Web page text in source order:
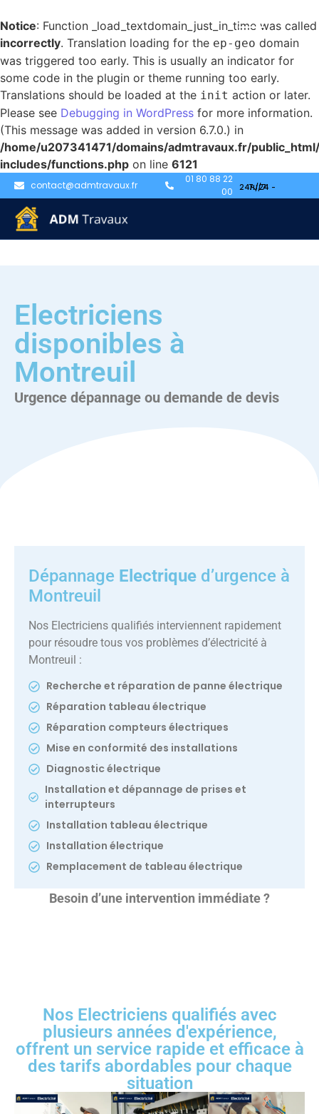
Notice: Function _load_textdomain_just_in_time was called
incorrectly. Translation loading for the ep-geo domain
was triggered too early. This is usually an indicator for
some code in the plugin or theme running too early.
Translations should be loaded at the init action or later.
Please see Debugging in WordPress for more information.
(This message was added in version 6.7.0.) in
/home/u207341471/domains/admtravaux.fr/
includes/functions.php on line 6121
contact@admtravaux.fr
01 80 88 22
00
Electriciens
disponibles à
Montreuil
Urgence dépannage ou demande de devis
Dépannage Electrique d’urgence à
Montreuil
Nos Electriciens qualifiés interviennent rapidement
pour résoudre tous vos problèmes d’électricité à
Montreuil :
Recherche et réparation de panne électrique
Réparation tableau électrique
Réparation compteurs électriques
Mise en conformité des installations
Diagnostic électrique
Installation et dépannage de prises et
interrupteurs
Installation tableau électrique
Installation électrique
Remplacement de tableau électrique
Besoin d’une intervention immédiate ?
Nos Electriciens qualifiés avec
plusieurs années d'expérience,
offrent un service rapide et efficace à
des tarifs abordables pour chaque
situation